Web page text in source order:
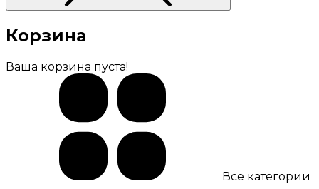
Корзина
Ваша корзина пуста!
Все категории